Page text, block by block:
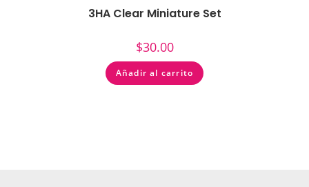
3HA Clear Miniature Set
$30.00
Añadir al carrito